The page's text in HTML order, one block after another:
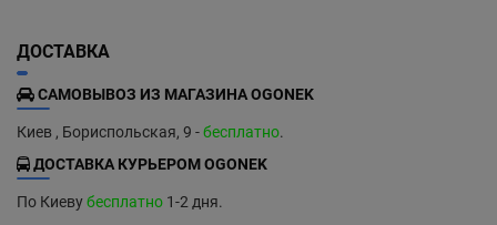
ДОСТАВКА
САМОВЫВОЗ ИЗ МАГАЗИНА OGONEK
Киев , Бориспольская, 9 -бесплатно.
ДОСТАВКА КУРЬЕРОМ OGONEK
По Киевубесплатно 1-2 дня.